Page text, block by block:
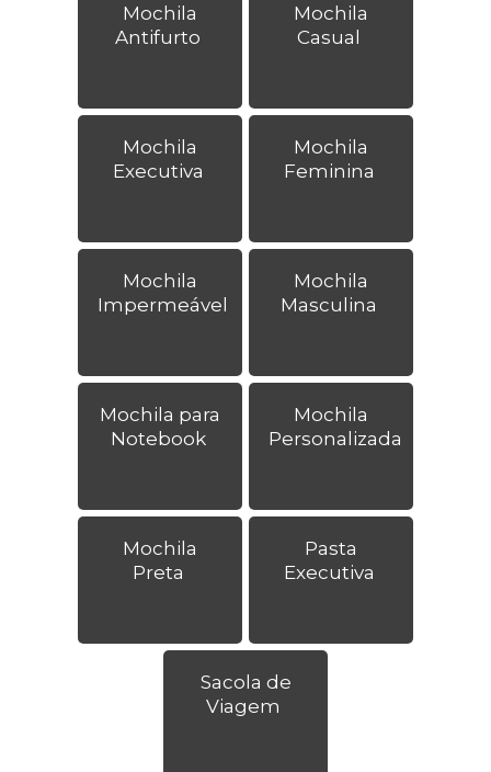
Mochila
Antifurto
Mochila
Casual
Mochila
Executiva
Mochila
Feminina
Mochila
Impermeável
Mochila
Masculina
Mochila para
Notebook
Mochila
Personalizada
Mochila
Preta
Pasta
Executiva
Sacola de
Viagem